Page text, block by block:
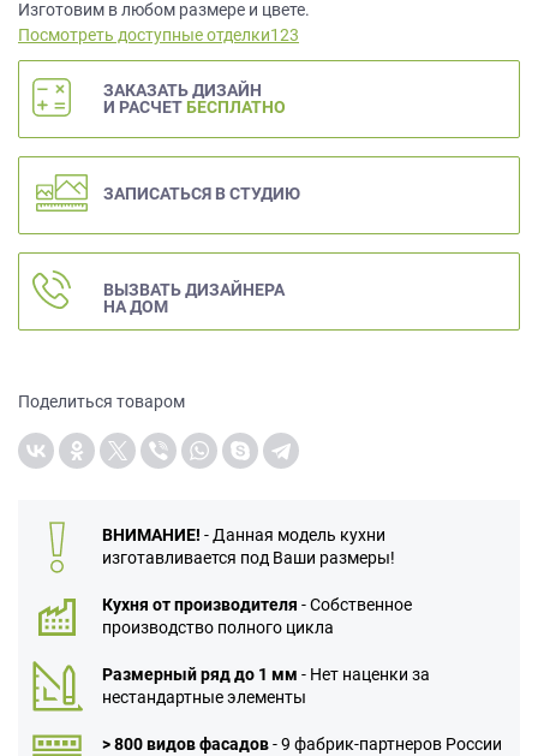
Изготовим в любом размере и цвете.
Посмотреть доступные отделки123
ЗАКАЗАТЬ ДИЗАЙН
И РАСЧЕТ БЕСПЛАТНО
ЗАПИСАТЬСЯ В СТУДИЮ
ВЫЗВАТЬ ДИЗАЙНЕРА
НА ДОМ
Поделиться товаром
ВНИМАНИЕ! - Данная модель кухни
изготавливается под Ваши размеры!
Кухня от производителя - Собственное
производство полного цикла
Размерный ряд до 1 мм - Нет наценки за
нестандартные элементы
> 800 видов фасадов- 9 фабрик-партнеров России
данных.